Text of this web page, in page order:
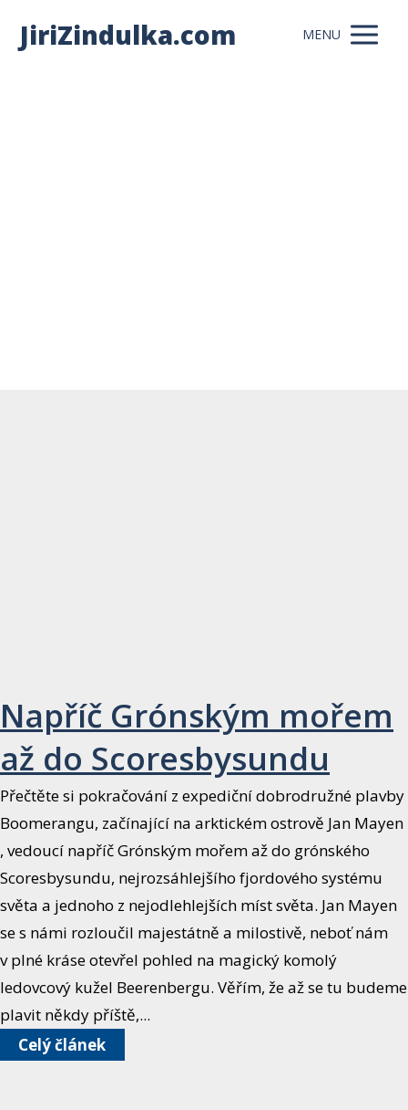
JiriZindulka.com MENU
Napříč Grónským mořem
až do Scoresbysundu
Přečtěte si pokračování z expediční dobrodružné plavby
Boomerangu, začínající na arktickém ostrově Jan Mayen
, vedoucí napříč Grónským mořem až do grónského
Scoresbysundu, nejrozsáhlejšího fjordového systému
světa a jednoho z nejodlehlejších míst světa. Jan Mayen
se s námi rozloučil majestátně a milostivě, neboť nám
v plné kráse otevřel pohled na magický komolý
ledovcový kužel Beerenbergu. Věřím, že až se tu budeme
plavit někdy příště,...
Celý článek